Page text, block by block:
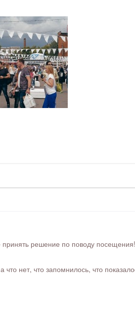
решение по поводу посещения!
нет, что запомнилось, что